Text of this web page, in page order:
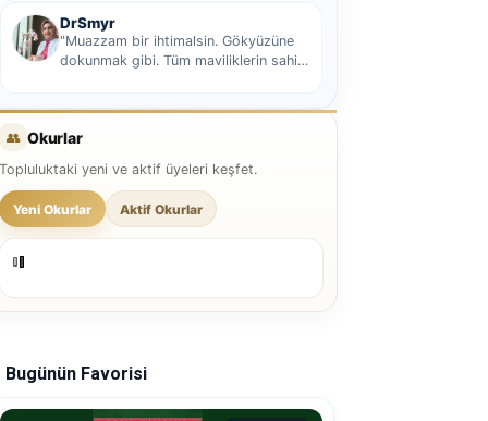
DrSmyr
"Muazzam bir ihtimalsin. Gökyüzüne
dokunmak gibi. Tüm maviliklerin sahibi
👥 Okurlar
Topluluktaki yeni ve aktif üyeleri keşfet.
Yeni Okurlar Aktif Okurlar
Bugünün Favorisi